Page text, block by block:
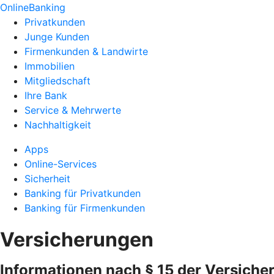
OnlineBanking
Privatkunden
Junge Kunden
Firmenkunden & Landwirte
Immobilien
Mitgliedschaft
Ihre Bank
Service & Mehrwerte
Nachhaltigkeit
Apps
Online-Services
Sicherheit
Banking für Privatkunden
Banking für Firmenkunden
Versicherungen
Informationen nach § 15 der